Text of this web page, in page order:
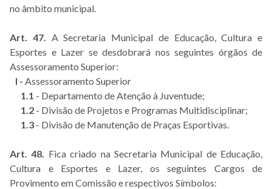
no âmbito municipal.
Art. 47. A Secretaria Municipal de Educação, Cultura e
Esportes e Lazer se desdobrará nos seguintes órgãos de
Assessoramento Superior:
I - Assessoramento Superior
1.1 - Departamento de Atenção à Juventude;
1.2 - Divisão de Projetos e Programas Multidisciplinar;
1.3 - Divisão de Manutenção de Praças Esportivas.
Art. 48. Fica criado na Secretaria Municipal de Educação,
Cultura e Esportes e Lazer, os seguintes Cargos de
Provimento em Comissão e respectivos Símbolos: